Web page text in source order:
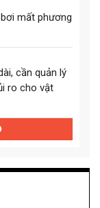
mất phương
cần quản lý
ro cho vật